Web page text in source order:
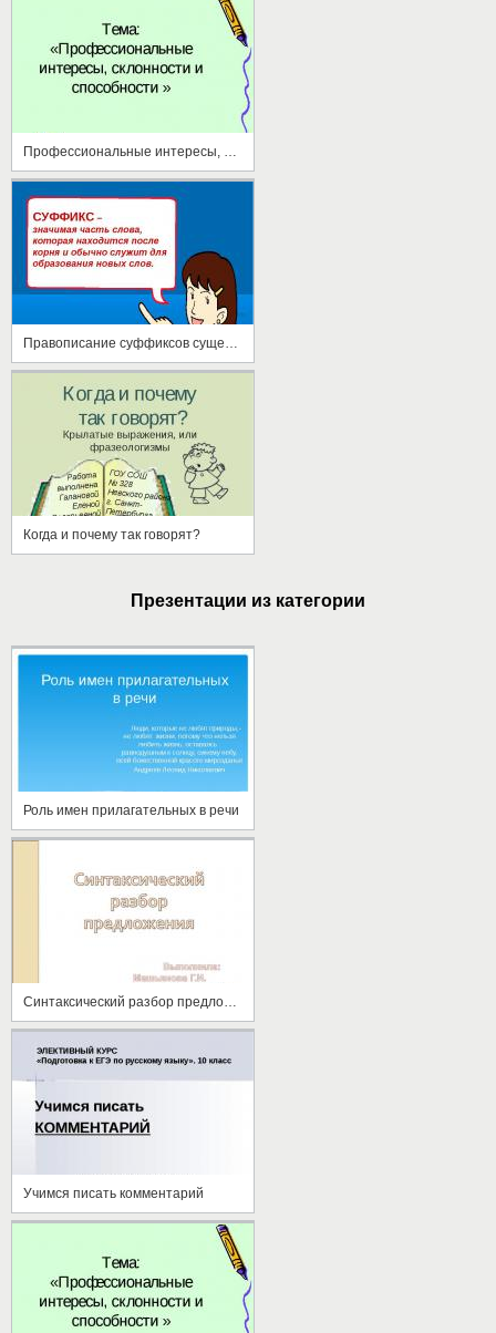
Когда и почему так говорят?
Презентации из категории
Роль имен прилагательных в речи
Учимся писать комментарий